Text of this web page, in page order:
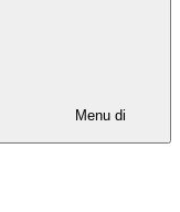
Menu di